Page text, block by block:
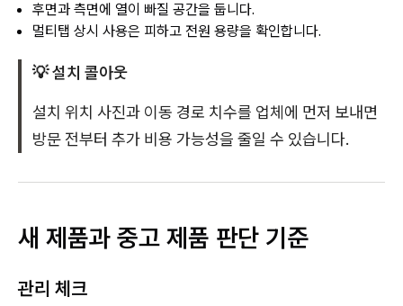
후면과 측면에 열이 빠질 공간을 둡니다.
멀티탭 상시 사용은 피하고 전원 용량을 확인합니다.
💡 설치 콜아웃
설치 위치 사진과 이동 경로 치수를 업체에 먼저 보내면
방문 전부터 추가 비용 가능성을 줄일 수 있습니다.
새 제품과 중고 제품 판단 기준
관리 체크